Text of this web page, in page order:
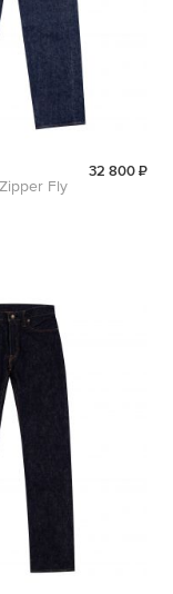
32 800 ₽
Fly